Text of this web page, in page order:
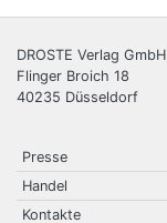
DROSTE Verlag GmbH
Flinger Broich 18
40235 Düsseldorf
Presse
Handel
Kontakte